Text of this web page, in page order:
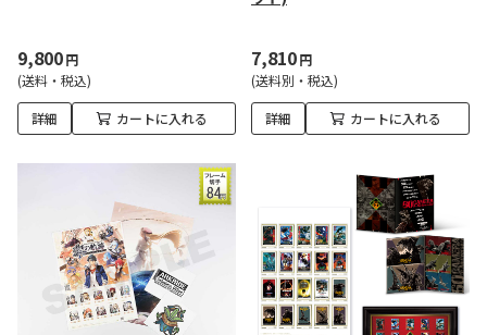
9,800円
(送料・税込)
詳細 カートに入れる
7,810円
(送料別・税込)
詳細 カートに入れる